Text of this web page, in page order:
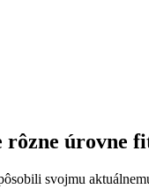
úrovne
svojmu